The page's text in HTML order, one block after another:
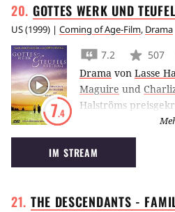
GOTTES WERK UND
US(1999) | Coming of Age-Film, Drama
7.4
7.2 507
Drama von Lasse
Maguire und
Halströms
und Teufels
seiner gewohnten
Waisenhauses St.
entdecken.
IM STREAM
THE DESCENDANTS -